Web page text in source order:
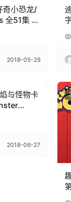
奇小恐龙/
全51集 高
2018-05-29
与怪物卡
2018-06-27